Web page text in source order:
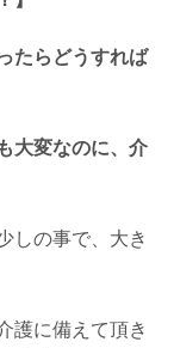
たらどうすれば
大変なのに、介
しの事で、大き
護に備えて頂き